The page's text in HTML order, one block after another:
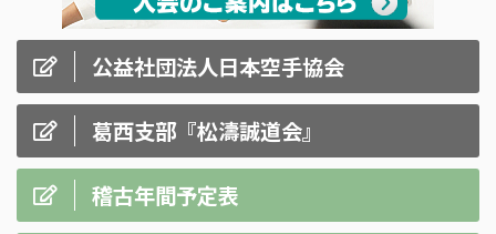
公益社団法人日本空手協会
葛西支部『松濤誠道会』
稽古年間予定表